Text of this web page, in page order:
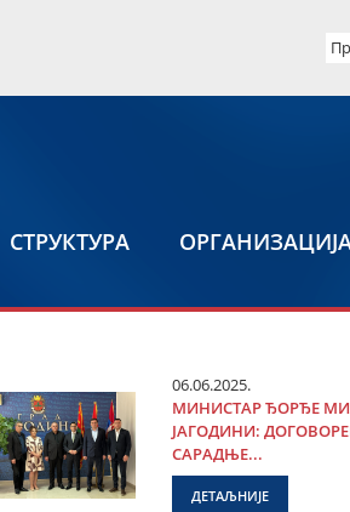
СТРУКТУРА
06.06.2025.
МИНИСТАР ЂОРЂЕ
ЈАГОДИНИ:
САРАДЊЕ...
ДЕТАЉНИЈЕ